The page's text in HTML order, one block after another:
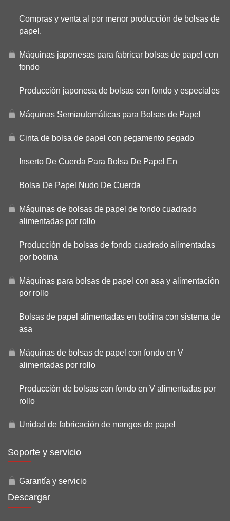
Compras y venta al por menor producción de bolsas de
papel.
Máquinas japonesas para fabricar bolsas de papel con
fondo
Producción japonesa de bolsas con fondo y especiales
Máquinas Semiautomáticas para Bolsas de Papel
Cinta de bolsa de papel con pegamento pegado
Inserto De Cuerda Para Bolsa De Papel En
Bolsa De Papel Nudo De Cuerda
Máquinas de bolsas de papel de fondo cuadrado
alimentadas por rollo
Producción de bolsas de fondo cuadrado alimentadas
por bobina
Máquinas para bolsas de papel con asa y alimentación
por rollo
Bolsas de papel alimentadas en bobina con sistema de
asa
Máquinas de bolsas de papel con fondo en V
alimentadas por rollo
Producción de bolsas con fondo en V alimentadas por
rollo
Unidad de fabricación de mangos de papel
Soporte y servicio
Garantía y servicio
Descargar